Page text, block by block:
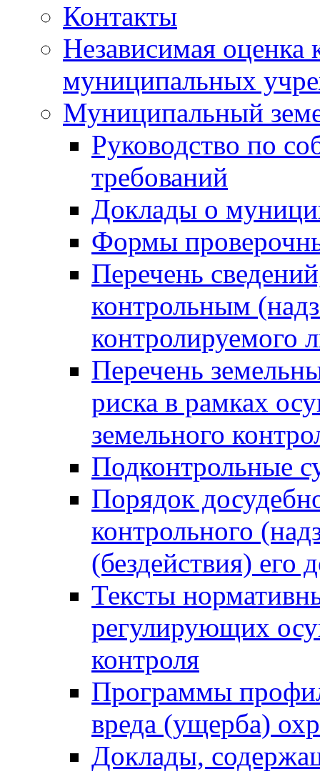
Контакты
Независимая оценка
муниципальных
Муниципальный
Руководство по
требований
Доклады о
Формы
Перечень
контрольным
контролируемого
Перечень
риска в рамках
земельного
Подконтрольные
Порядок
контрольного
(бездействия)
Тексты
регулирующих
контроля
Программы
вреда (ущерба)
Доклады,